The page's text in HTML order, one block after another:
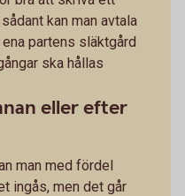
kan man avtala
partens släktgård
ska hållas
eller efter
man med fördel
ingås, men det går